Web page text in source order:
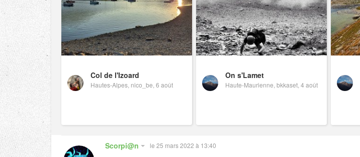
Col de l'Izoard
Hautes-Alpes, nico_be, 6 août
On s'Lamet
Haute-Maurienne, bkkaset, 4 août
Scorpi@n le 25 mars 2022 à 13:40